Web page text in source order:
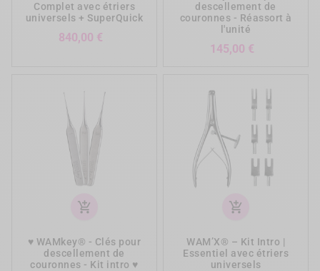
Complet avec étriers
universels + SuperQuick
840,00 €
descellement de
couronnes - Réassort à
l'unité
145,00 €
add_shopping_cart
♥ WAMkey® - Clés pour
descellement de
couronnes - Kit intro ♥
add_shopping_cart
WAM’X® – Kit Intro |
Essentiel avec étriers
universels